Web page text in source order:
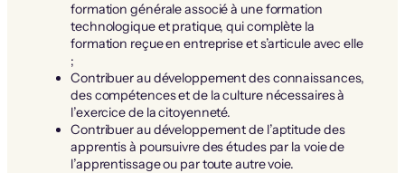
formation générale associé à une formation
technologique et pratique, qui complète la
formation reçue en entreprise et s’articule avec elle
;
Contribuer au développement des connaissances,
des compétences et de la culture nécessaires à
l’exercice de la citoyenneté.
Contribuer au développement de l’aptitude des
apprentis à poursuivre des études par la voie de
l’apprentissage ou par toute autre voie.